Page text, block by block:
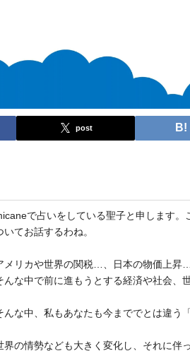
post
で占いをしている聖子と申します
いてお話するわね。
メリカや世界の関税…、日本の物価上昇
んな中で前に進もうとする経済や社会、
んな中、私もあなたも今まででとは違う
界の情勢なども大きく変化し、それに伴